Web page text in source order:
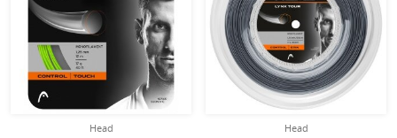
Head
Head